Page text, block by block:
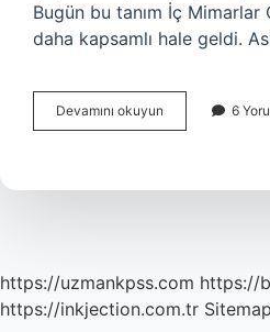
Bugün bu tanım İç Mimarlar
daha kapsamlı hale geldi.
Devamını okuyun
Nasıl
6
https://uzmankpss.com https://
https://inkjection.com.tr Sitemap